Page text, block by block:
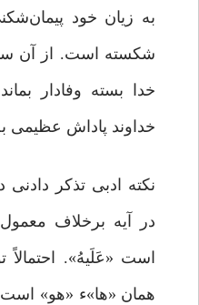
به زیان خود
شکسته است. از آن
خدا بسته وفادار
خداوند پاداش عظیمی
نکته ادبی تذکر
در آیه برخلاف
است «عَلَیهُ».
همان «ها»ء «هو»